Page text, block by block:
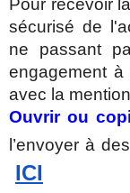
Pour recevoir
sécurisé de
ne passant
engagement
avec la
Ouvrir ou
l’envoyer à
ICI